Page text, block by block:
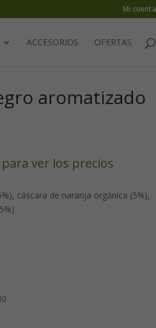
Mi cuenta
ACCESORIOS OFERTAS
aromatizado
ver los precios
cáscara de naranja orgánica (5%),